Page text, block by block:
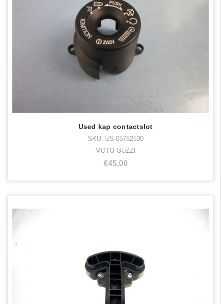
Used kap contactslot
SKU: US-05782530
MOTO GUZZI
€45,00